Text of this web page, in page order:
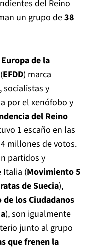
del Reino
un grupo de38
Europa de la
(EFDD) marca
socialistas y
por el xenófobo y
del Reino
1 escaño en las
millones de votos.
partidos y
Italia (Movimiento 5
de Suecia),
de los Ciudadanos
), son igualmente
junto al grupo
que frenen la